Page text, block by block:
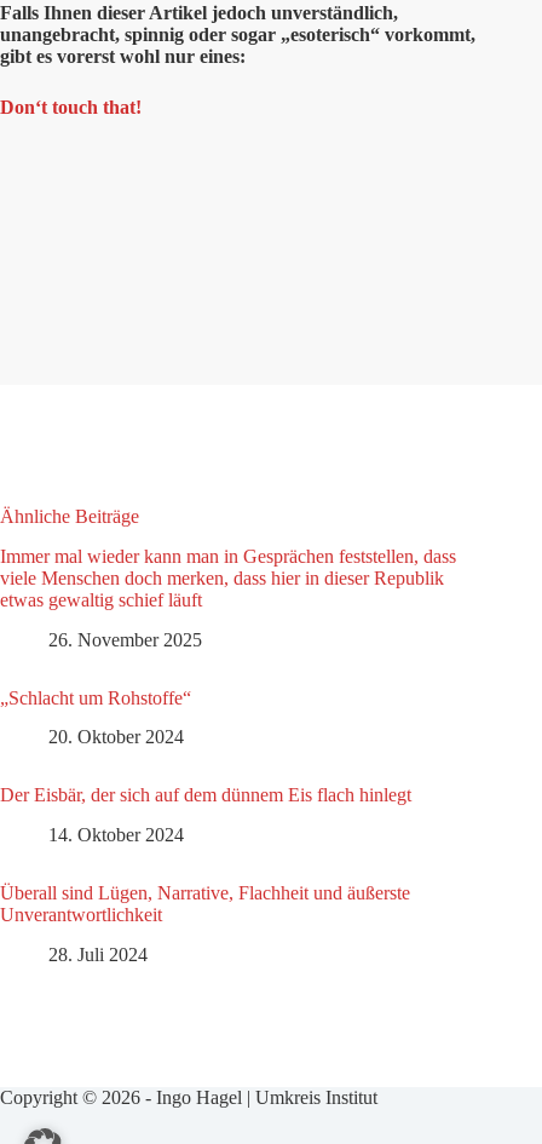
Falls Ihnen dieser Artikel jedoch unverständlich,
unangebracht, spinnig oder sogar „esoterisch“ vorkommt,
gibt es vorerst wohl nur eines:
Don‘t touch that!
Ähnliche Beiträge
Immer mal wieder kann man in Gesprächen feststellen, dass
viele Menschen doch merken, dass hier in dieser Republik
etwas gewaltig schief läuft
26. November 2025
„Schlacht um Rohstoffe“
20. Oktober 2024
Der Eisbär, der sich auf dem dünnem Eis flach hinlegt
14. Oktober 2024
Überall sind Lügen, Narrative, Flachheit und äußerste
Unverantwortlichkeit
28. Juli 2024
Copyright © 2026 - Ingo Hagel | Umkreis Institut